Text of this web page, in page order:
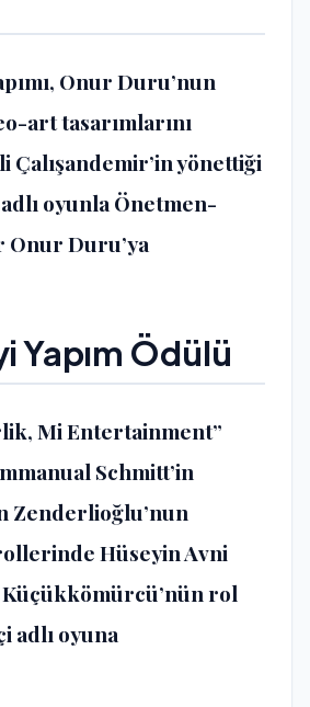
Onur Duru’nun
art tasarımlarını
Çalışandemir’in yönettiği
oyunla Önetmen-
Onur Duru’ya
Yapım Ödülü
Mi Entertainment”
Schmitt’in
Zenderlioğlu’nun
Hüseyin Avni
rol
adlı oyuna